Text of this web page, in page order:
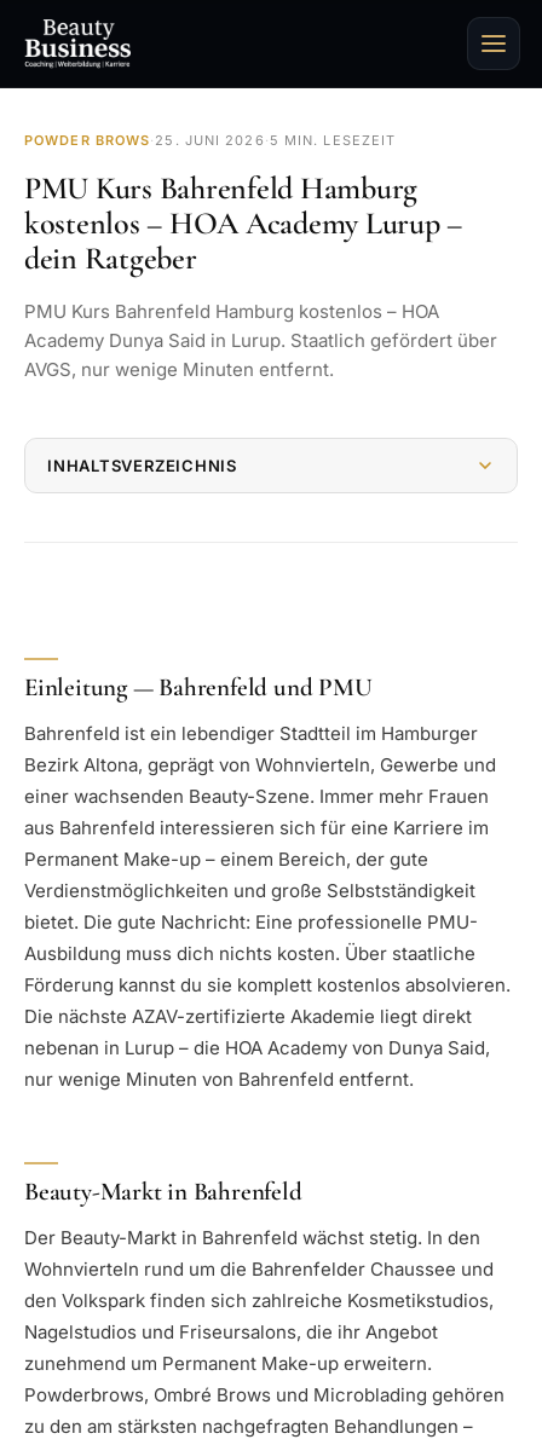
POWDER BROWS· 25. JUNI 2026 · 5 MIN. LESEZEIT
PMU Kurs Bahrenfeld Hamburg
kostenlos – HOA Academy Lurup –
dein Ratgeber
PMU Kurs Bahrenfeld Hamburg kostenlos – HOA
Academy Dunya Said in Lurup. Staatlich gefördert über
AVGS, nur wenige Minuten entfernt.
INHALTSVERZEICHNIS
Einleitung — Bahrenfeld und PMU
Bahrenfeld ist ein lebendiger Stadtteil im Hamburger
Bezirk Altona, geprägt von Wohnvierteln, Gewerbe und
einer wachsenden Beauty-Szene. Immer mehr Frauen
aus Bahrenfeld interessieren sich für eine Karriere im
Permanent Make-up – einem Bereich, der gute
Verdienstmöglichkeiten und große Selbstständigkeit
bietet. Die gute Nachricht: Eine professionelle PMU-
Ausbildung muss dich nichts kosten. Über staatliche
Förderung kannst du sie komplett kostenlos absolvieren.
Die nächste AZAV-zertifizierte Akademie liegt direkt
nebenan in Lurup – die HOA Academy von Dunya Said,
nur wenige Minuten von Bahrenfeld entfernt.
Beauty-Markt in Bahrenfeld
Der Beauty-Markt in Bahrenfeld wächst stetig. In den
Wohnvierteln rund um die Bahrenfelder Chaussee und
den Volkspark finden sich zahlreiche Kosmetikstudios,
Nagelstudios und Friseursalons, die ihr Angebot
zunehmend um Permanent Make-up erweitern.
Powderbrows, Ombré Brows und Microblading gehören
zu den am stärksten nachgefragten Behandlungen –